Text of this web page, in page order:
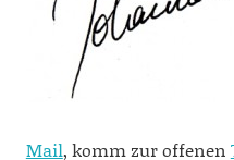
Mail, komm zur offenen